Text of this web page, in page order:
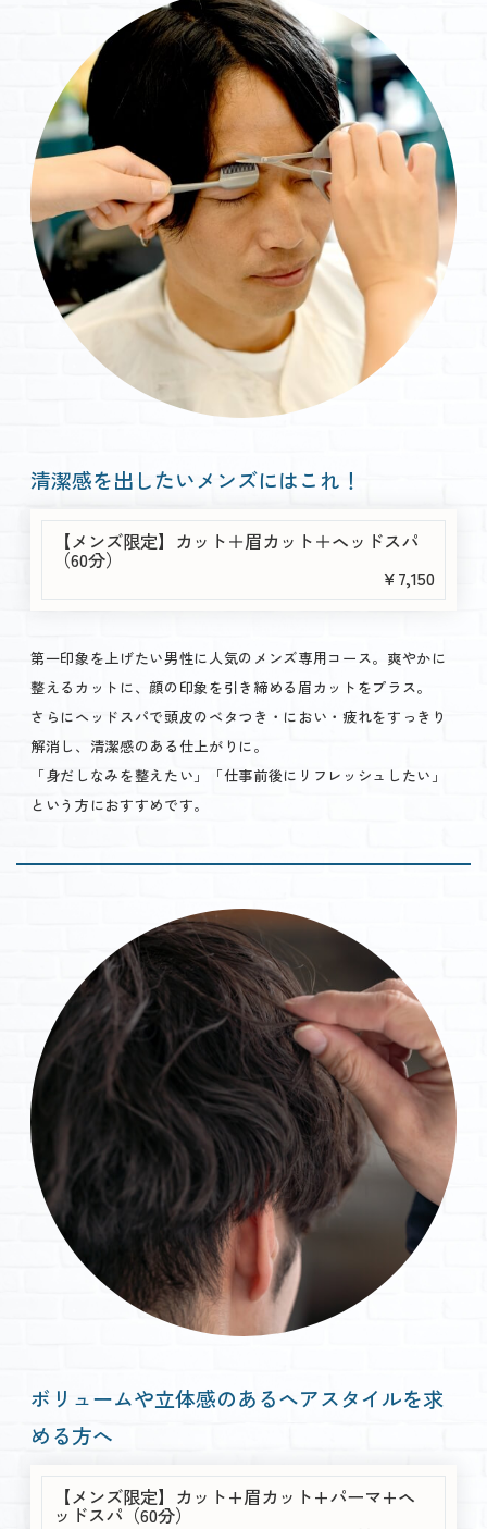
清潔感を出したいメンズにはこれ！
【メンズ限定】カット＋眉カット＋ヘッドスパ
（60分）
￥7,150
第一印象を上げたい男性に人気のメンズ専用コース。爽やかに
整えるカットに、顔の印象を引き締める眉カットをプラス。
さらにヘッドスパで頭皮のベタつき・におい・疲れをすっきり
解消し、清潔感のある仕上がりに。
「身だしなみを整えたい」「仕事前後にリフレッシュしたい」
という方におすすめです。
ボリュームや立体感のあるヘアスタイルを求
める方へ
【メンズ限定】カット+眉カット+パーマ+ヘ
ッドスパ（60分）